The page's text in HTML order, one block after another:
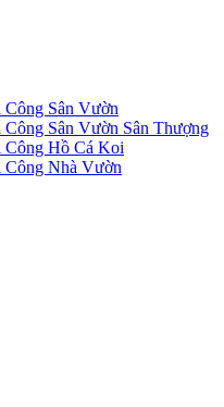
Sân Vườn
Sân Vườn Sân Thượng
Hồ Cá Koi
Nhà Vườn